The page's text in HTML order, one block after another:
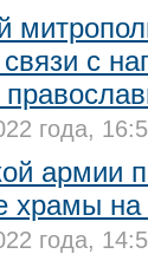
с
года,
армии
храмы на
года,